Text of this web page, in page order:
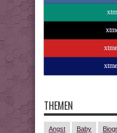
THEMEN
Angst Baby